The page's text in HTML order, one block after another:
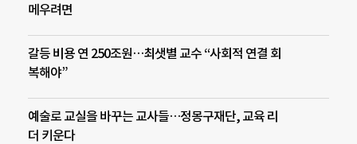
메우려면
갈등 비용 연 250조원…최샛별 교수 “사회적 연결 회
복해야”
예술로 교실을 바꾸는 교사들…정몽구재단, 교육 리
더 키운다